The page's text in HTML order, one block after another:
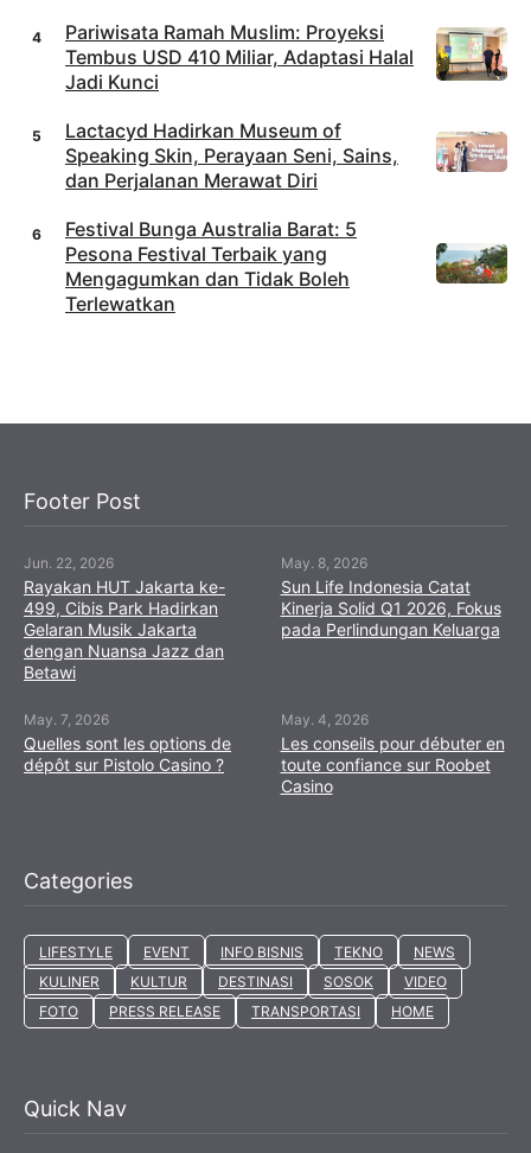
Pariwisata Ramah Muslim: Proyeksi
Tembus USD 410 Miliar, Adaptasi Halal
Jadi Kunci
Lactacyd Hadirkan Museum of
Speaking Skin, Perayaan Seni, Sains,
dan Perjalanan Merawat Diri
Festival Bunga Australia Barat: 5
Pesona Festival Terbaik yang
Mengagumkan dan Tidak Boleh
Terlewatkan
Footer Post
Jun. 22, 2026
Rayakan HUT Jakarta ke-
499, Cibis Park Hadirkan
Gelaran Musik Jakarta
dengan Nuansa Jazz dan
Betawi
May. 8, 2026
Sun Life Indonesia Catat
Kinerja Solid Q1 2026, Fokus
pada Perlindungan Keluarga
May. 7, 2026
Quelles sont les options de
dépôt sur Pistolo Casino ?
May. 4, 2026
Les conseils pour débuter en
toute confiance sur Roobet
Casino
Categories
LIFESTYLE EVENT INFO BISNIS TEKNO
NEWS
KULINER
KULTUR DESTINASI SOSOK
VIDEO
FOTO
PRESS RELEASE TRANSPORTASI HOME
Quick Nav